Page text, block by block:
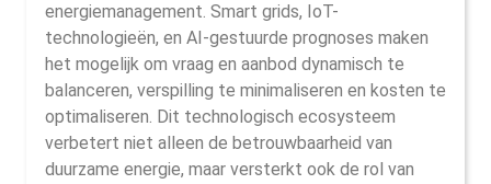
energiemanagement. Smart grids, IoT-
technologieën, en AI-gestuurde prognoses maken
het mogelijk om vraag en aanbod dynamisch te
balanceren, verspilling te minimaliseren en kosten te
optimaliseren. Dit technologisch ecosysteem
verbetert niet alleen de betrouwbaarheid van
duurzame energie, maar versterkt ook de rol van